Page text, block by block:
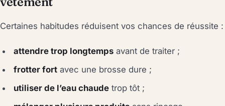
Certaines habitudes réduisent vos chances de réussite :
attendre trop longtemps avant de traiter ;
frotter fort avec une brosse dure ;
utiliser de l’eau chaude trop tôt ;